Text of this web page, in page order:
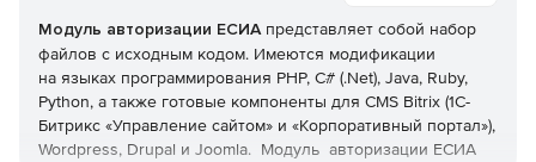
Модуль авторизации ЕСИАпредставляет собой набор
файлов c исходным кодом. Имеются модификации
на языках программирования PHP, C# (.Net), Java, Ruby,
Python, а также готовые компоненты для CMS Bitrix (1С-
Битрикс «Управление сайтом» и «Корпоративный портал»),
Wordpress, Drupal и Joomla. Модуль авторизации ЕСИА